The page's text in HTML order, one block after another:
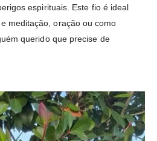
espirituais. Este fio é ideal
meditação, oração ou como
querido que precise de